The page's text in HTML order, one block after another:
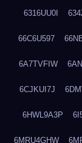
6316UU0I
66C6U597
6A7TVFIW
6CJKUI7J
6HWL9A3P
6MRU4GHW